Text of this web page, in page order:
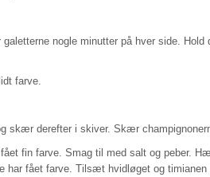
nogle minutter på hver side. Hold
farve.
skær derefter i skiver. Skær
fin farve. Smag til med salt og peber.
har fået farve. Tilsæt hvidløget og timianen